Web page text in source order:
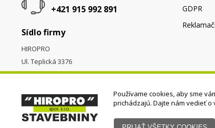
+421 915 992 891
Sídlo firmy
HIROPRO
Ul. Teplická 3376
058 01Poprad
GDPR
Používame cookies, aby sme
prichádzajú. Dajte nám vedieť